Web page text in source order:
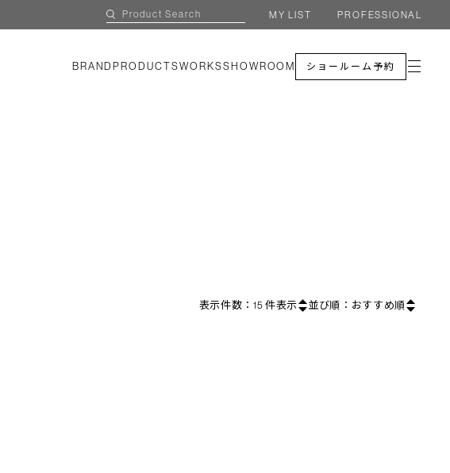
MY LIST PROFESSIONAL
BRAND PRODUCTSWORKSSHOWROOM ショールーム予約
表示件数： 15 件表示 並び順： おすすめ順